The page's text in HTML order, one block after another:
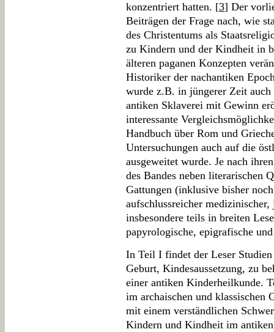
konzentriert hatten. [3] Der
Beiträgen der Frage nach, wie
des Christentums als
zu Kindern und der Kindheit in
älteren paganen Konzepten
Historiker der nachantiken
wurde z.B. in jüngerer Zeit
antiken Sklaverei mit Gewinn
interessante
Handbuch über Rom und
Untersuchungen auch auf die
ausgeweitet wurde. Je nach
des Bandes neben literarischen
Gattungen (inklusive bisher
aufschlussreicher
insbesondere teils in breiten
papyrologische, epigrafische
In Teil I findet der Leser
Geburt, Kindesaussetzung, zu
einer antiken Kinderheilkunde.
im archaischen und klassischen
mit einem verständlichen
Kindern und Kindheit im